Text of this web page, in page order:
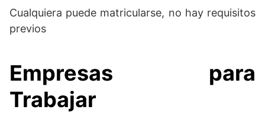
Cualquiera puede matricularse, no hay requisitos
previos
Empresas para
Trabajar